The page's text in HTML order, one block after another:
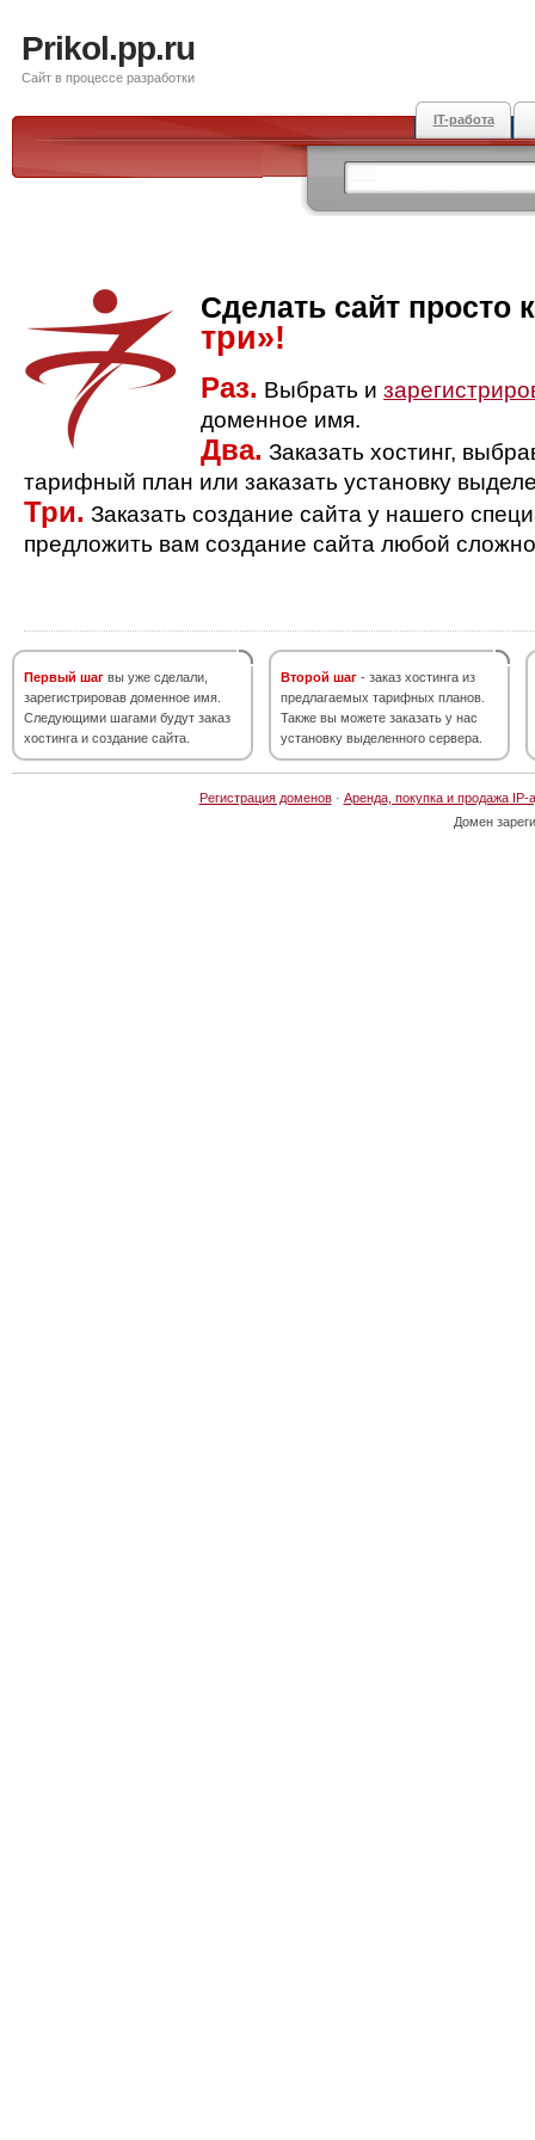
Prikol.pp.ru
Сайт в процессе разработки
IT-работа
Сделать сайт просто
три»!
Раз. Выбрать и
доменное имя.
Два. Заказать хостинг,
тарифный план или заказать установку
Три. Заказать создание сайта у нашего
предложить вам создание сайта любой
Первый шаг вы уже сделали,
зарегистрировав доменное имя.
Следующими шагами будут заказ
хостинга и создание сайта.
Второй шаг - заказ хостинга из
предлагаемых тарифных планов.
Также вы можете заказать у нас
установку выделенного сервера.
Регистрация доменов· Аренда, покупка и продажа IP-
Домен